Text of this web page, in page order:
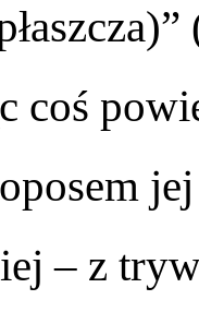
coś
– z